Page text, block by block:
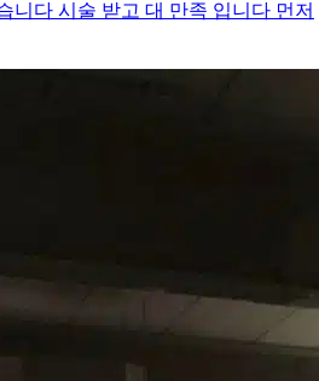
니다 시술 받고 대 만족 입니다 먼저